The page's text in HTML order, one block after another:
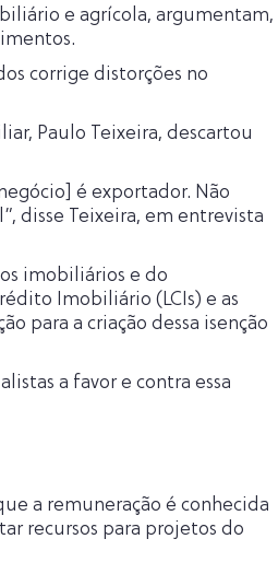
e agrícola, argumentam,
corrige distorções no
Paulo Teixeira, descartou
é exportador. Não
disse Teixeira, em entrevista
imobiliários e do
Imobiliário (LCIs) e as
para a criação dessa isenção
a favor e contra essa
a remuneração é conhecida
recursos para projetos do